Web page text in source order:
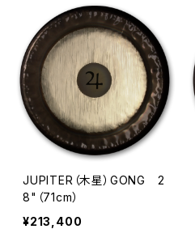
JUPITER（木星）GONG 2
8"（71cm）
¥213,400